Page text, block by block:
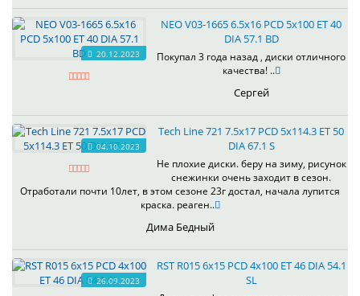
20.12.2023
NEO V03-1665 6.5x16 PCD 5x100 ET 40
DIA 57.1 BD
Покупал 3 года назад , диски отличного
качества! ..
Сергей
04.10.2023
Tech Line 721 7.5x17 PCD 5x114.3 ET 50
DIA 67.1 S
Не плохие диски. беру на зиму, рисунок
снежинки очень заходит в сезон.
Отработали почти 10лет, в этом сезоне 23г достал, начала лупится
краска. реаген..
Дима Бедный
26.09.2023
RST R015 6x15 PCD 4x100 ET 46 DIA 54.1
SL